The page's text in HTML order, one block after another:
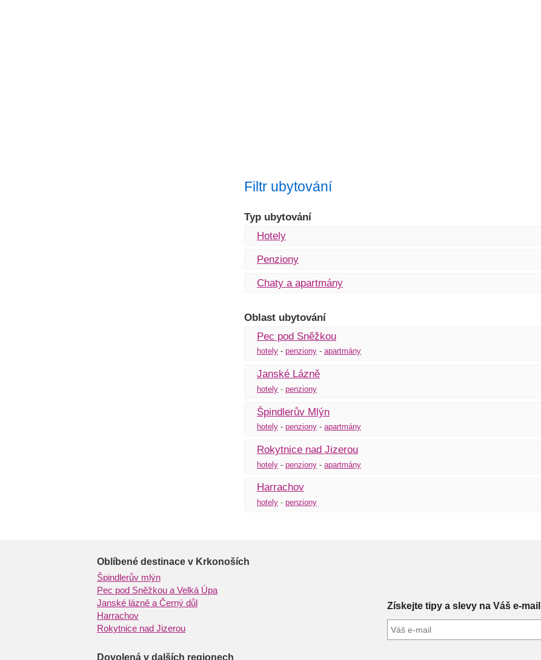
Filtr ubytování
Typ ubytování
Hotely
Penziony
Chaty a apartmány
Oblast ubytování
Pec pod Sněžkou
hotely - penziony - apartmány
Janské Lázně
hotely - penziony
Špindlerův Mlýn
hotely - penziony - apartmány
Rokytnice nad Jizerou
hotely - penziony - apartmány
Harrachov
hotely - penziony
Získejte tipy a slevy na Váš e-mail
Oblíbené destinace v Krkonoších
Špindlerův mlýn
Pec pod Sněžkou a Velká Úpa
Janské lázně a Černý důl
Harrachov
Rokytnice nad Jizerou
Dovolená v dalších regionech